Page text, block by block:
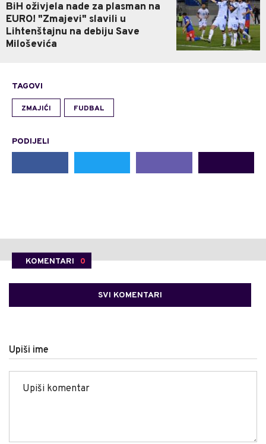
BiH oživjela nade za plasman na
EURO! "Zmajevi" slavili u
Lihtenštajnu na debiju Save
Miloševića
TAGOVI
ZMAJIĆI FUDBAL
PODIJELI
KOMENTARI 0
SVI KOMENTARI
Upiši ime